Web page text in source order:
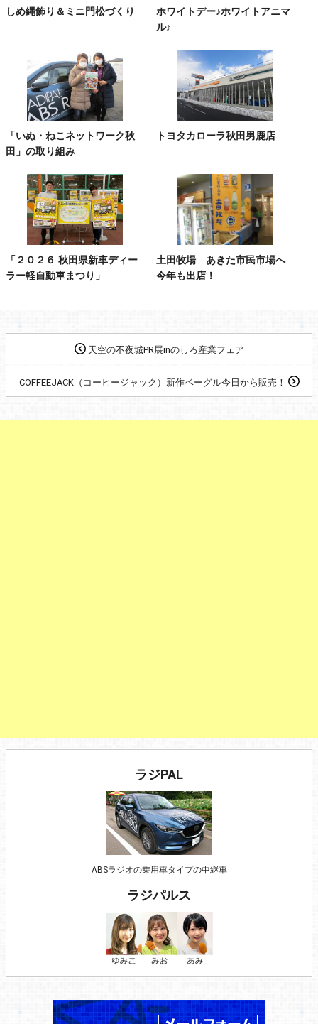
しめ縄飾り＆ミニ門松づくり
ホワイトデー♪ホワイトアニマ
ル♪
「いぬ・ねこネットワーク秋
田」の取り組み
トヨタカローラ秋田男鹿店
「２０２６ 秋田県新車ディー
ラー軽自動車まつり」
土田牧場 あきた市民市場へ
今年も出店！
天空の不夜城PR展inのしろ産業フェア
COFFEEJACK（コーヒージャック）新作ベーグル今日から販売！
ラジPAL
ABSラジオの乗用車タイプの中継車
ラジパルス